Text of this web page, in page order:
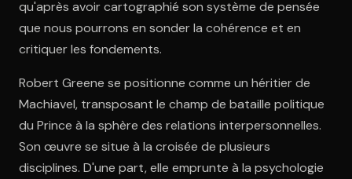
qu'après avoir cartographié son système de pensée
que nous pourrons en sonder la cohérence et en
critiquer les fondements.
Robert Greene se positionne comme un héritier de
Machiavel, transposant le champ de bataille politique
du Prince à la sphère des relations interpersonnelles.
Son œuvre se situe à la croisée de plusieurs
disciplines. D'une part, elle emprunte à la psychologie